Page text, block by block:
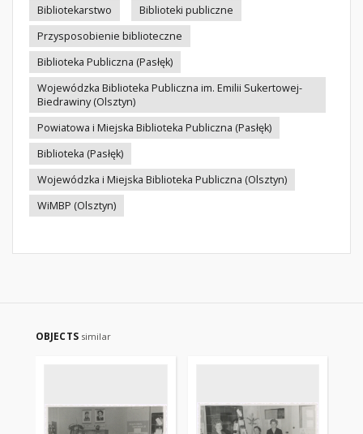
Bibliotekarstwo
Biblioteki publiczne
Przysposobienie biblioteczne
Biblioteka Publiczna (Pasłęk)
Wojewódzka Biblioteka Publiczna im. Emilii Sukertowej-
Biedrawiny (Olsztyn)
Powiatowa i Miejska Biblioteka Publiczna (Pasłęk)
Biblioteka (Pasłęk)
Wojewódzka i Miejska Biblioteka Publiczna (Olsztyn)
WiMBP (Olsztyn)
OBJECTS similar